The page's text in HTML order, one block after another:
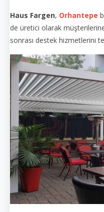
Haus Fargen, Orhantepe
de üretici olarak
sonrası destek hizmetlerini